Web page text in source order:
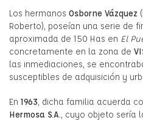
Los hermanos Osborne Vázquez
Roberto), poseían una serie de
aproximada de 150 Has en El
concretamente en la zona de
las inmediaciones, se
susceptibles de adquisición y
En 1963, dicha familia acuerda
Hermosa S.A., cuyo objeto sería